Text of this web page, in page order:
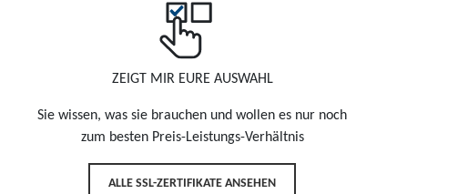
ZEIGT MIR EURE AUSWAHL
Sie wissen, was sie brauchen und wollen es nur noch
zum besten Preis-Leistungs-Verhältnis
ALLE SSL-ZERTIFIKATE ANSEHEN